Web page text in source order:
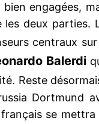
engagées,
les deux parties.
centraux
Balerdi
Reste
Dortmund
se